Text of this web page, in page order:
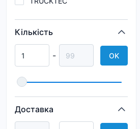
VAG
Кількість
- OK
Доставка